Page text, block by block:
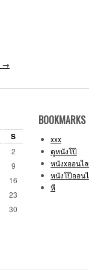
→
S
2
9
16
23
30
BOOKMARKS
xxx
ดูหนังโป๊
หนังxออนไ
หนังโป๊ออน
หี